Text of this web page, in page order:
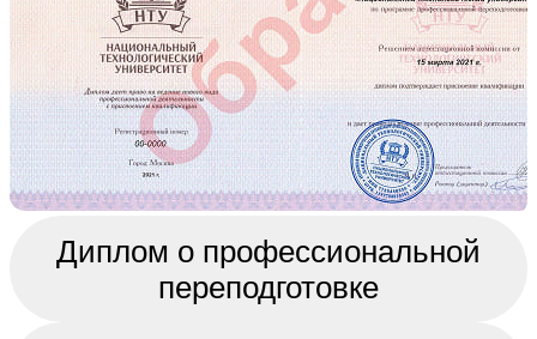
Диплом о профессиональной
переподготовке